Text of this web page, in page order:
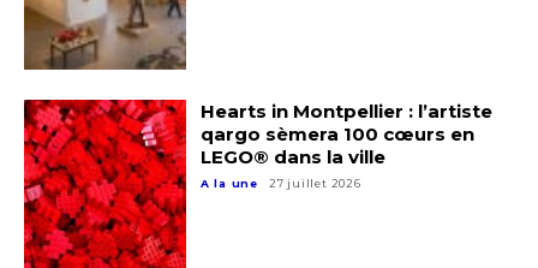
* Champ obligatoire
Statut / Organisation
J'accepte lestermes et conditions
* Champ obligatoire
Hearts in Montpellier : l’artiste
qargo sèmera 100 cœurs en
LEGO® dans la ville
A la une 27 juillet 2026